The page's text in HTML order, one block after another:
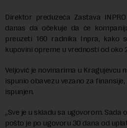
Direktor preduzeća Zastava
danas da očekuje da će
preuzeti 160 radnika Inpra, kako
kupovini opreme u vrednosti od oko
Veljović je novinarima u Kragujevcu
ispunio obavezu vezano za
ispunjen.
„Sve je u skladu sa ugovorom. Sada
pošto je po ugovoru 30 dana od